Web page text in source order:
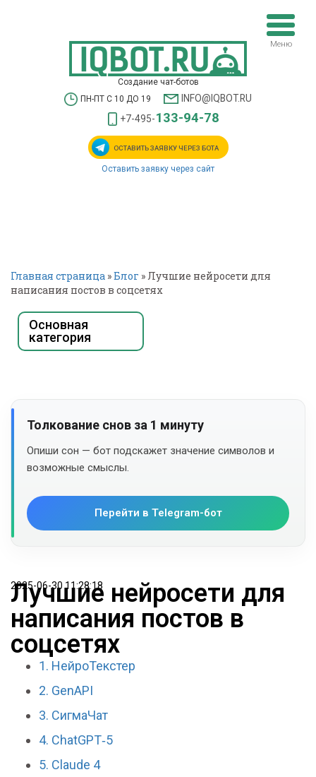
Создание чат-ботов
ПН-ПТ С 10 ДО 19
INFO@IQBOT.RU
+7-495-133-94-78
ОСТАВИТЬ ЗАЯВКУЧЕРЕЗ БОТА
Оставить заявку через сайт
Меню
Главная страница »Блог » Лучшие нейросети для
написания постов в соцсетях
Основная
категория
Толкование снов за 1 минуту
Опиши сон — бот подскажет значение символов и
возможные смыслы.
Перейти в Telegram-бот
2025-06-30 11:28:18
Лучшие нейросети для
написания постов в
соцсетях
1. НейроТекстер
2. GenAPI
3. СигмаЧат
4. ChatGPT‑5
5. Claude 4